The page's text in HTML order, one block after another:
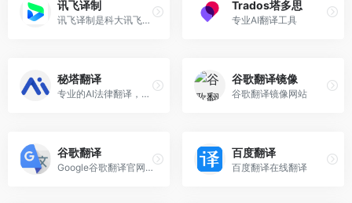
讯飞译制
讯飞译制是科大讯飞推出的一项智能译制服务，旨在为用户提供多语种音视频字幕生成翻译、译后配音以及自定义配音声音等服务。
Trados塔多思
专业AI翻译工具
秘塔翻译
专业的AI法律翻译，专为法律人训练的机器翻译系统.
谷歌翻译镜像
谷歌翻译镜像网站
谷歌翻译
Google谷歌翻译官网入口
百度翻译
百度翻译在线翻译